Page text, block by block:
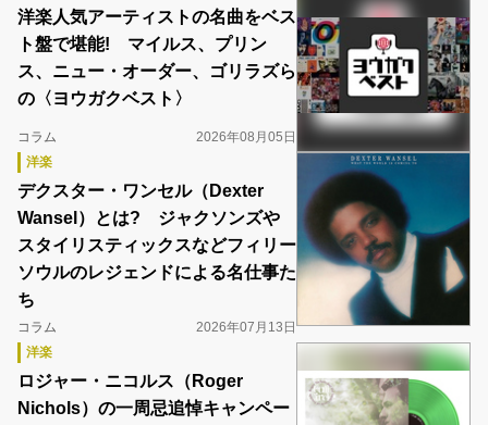
洋楽人気アーティストの名曲をベス
ト盤で堪能! マイルス、プリン
ス、ニュー・オーダー、ゴリラズら
の〈ヨウガクベスト〉
コラム
2026年08月05日
洋楽
デクスター・ワンセル（Dexter
Wansel）とは? ジャクソンズや
スタイリスティックスなどフィリー
ソウルのレジェンドによる名仕事た
ち
コラム
2026年07月13日
洋楽
ロジャー・ニコルス（Roger
Nichols）の一周忌追悼キャンペー